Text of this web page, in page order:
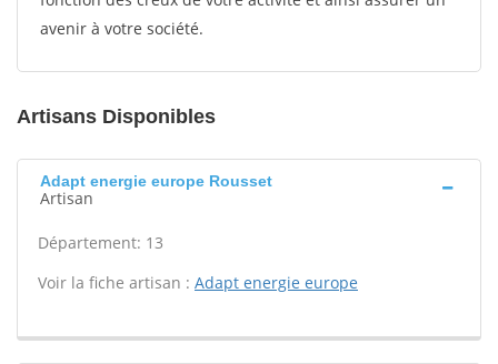
avenir à votre société.
Artisans Disponibles
Adapt energie europe Rousset
Artisan
Département: 13
Voir la fiche artisan : Adapt energie europe